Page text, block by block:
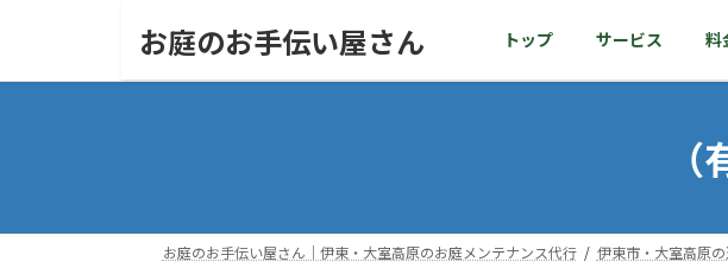
ッ
移
お庭のお手伝い屋さん トップ サービス 料
お庭のお手伝い屋さん｜伊東・大室高原のお庭メンテナンス代行 伊東市・大室高原